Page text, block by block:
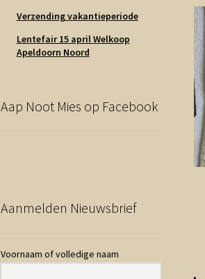
Verzending vakantieperiode
Lentefair 15 april Welkoop
Apeldoorn Noord
Aap Noot Mies op Facebook
Aanmelden Nieuwsbrief
Voornaam of volledige naam